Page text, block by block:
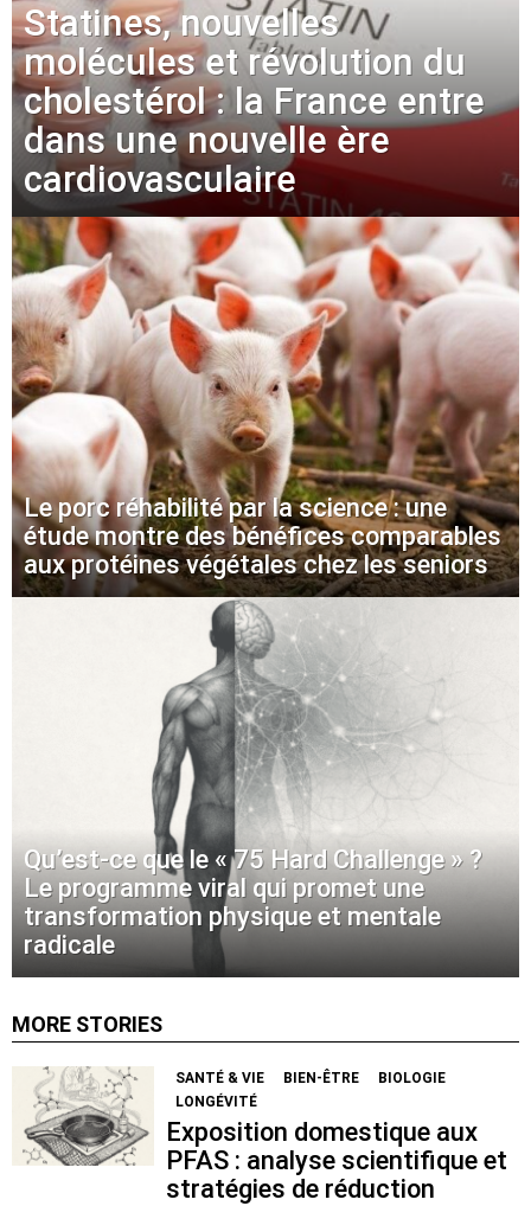
Statines, nouvelles
molécules et révolution du
cholestérol : la France entre
dans une nouvelle ère
cardiovasculaire
Le porc réhabilité par la science : une
étude montre des bénéfices comparables
aux protéines végétales chez les seniors
Qu’est-ce que le « 75 Hard Challenge » ?
Le programme viral qui promet une
transformation physique et mentale
radicale
MORE STORIES
SANTÉ & VIE BIEN-ÊTRE
BIOLOGIE
LONGÉVITÉ
Exposition domestique aux
PFAS : analyse scientifique et
stratégies de réduction